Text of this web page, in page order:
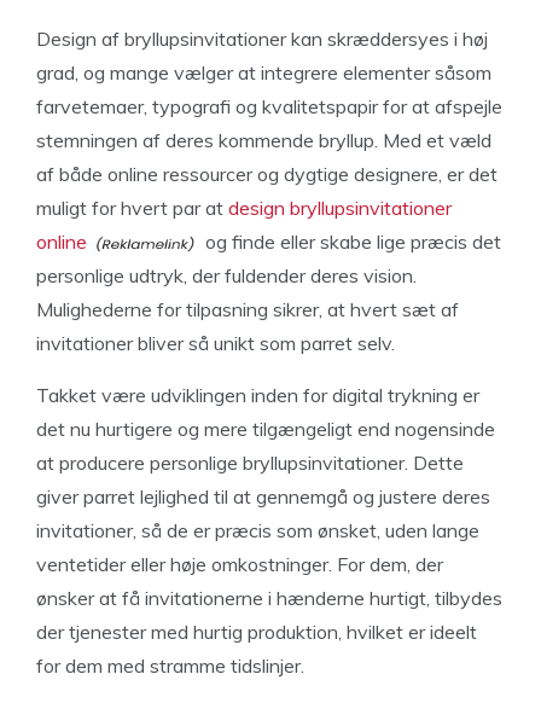
Design af bryllupsinvitationer kan skræddersyes i høj
grad, og mange vælger at integrere elementer såsom
farvetemaer, typografi og kvalitetspapir for at afspejle
stemningen af deres kommende bryllup. Med et væld
af både online ressourcer og dygtige designere, er det
muligt for hvert par at design bryllupsinvitationer
online
og finde eller skabe lige præcis det
personlige udtryk, der fuldender deres vision.
Mulighederne for tilpasning sikrer, at hvert sæt af
invitationer bliver så unikt som parret selv.
Takket være udviklingen inden for digital trykning er
det nu hurtigere og mere tilgængeligt end nogensinde
at producere personlige bryllupsinvitationer. Dette
giver parret lejlighed til at gennemgå og justere deres
invitationer, så de er præcis som ønsket, uden lange
ventetider eller høje omkostninger. For dem, der
ønsker at få invitationerne i hænderne hurtigt, tilbydes
der tjenester med hurtig produktion, hvilket er ideelt
for dem med stramme tidslinjer.